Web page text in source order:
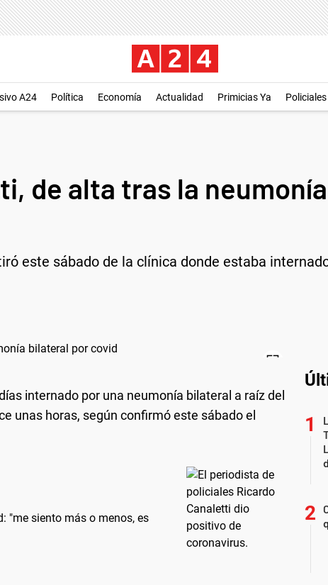
A24 Política Economía Actualidad Primicias Ya Policiales
de alta tras la
este sábado de la clínica donde estaba
internado por una neumonía bilateral a raíz del
unas horas, según confirmó este sábado el
"me siento más o menos, es